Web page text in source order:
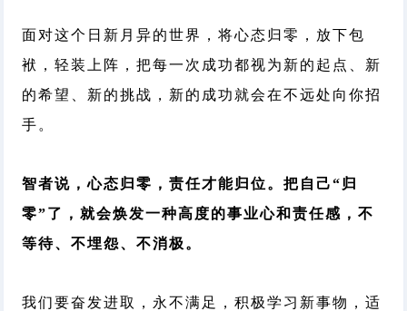
面对这个日新月异的世界，将心态归零，放下包
袱，轻装上阵，把每一次成功都视为新的起点、新
的希望、新的挑战，新的成功就会在不远处向你招
手。
智者说，心态归零，责任才能归位。把自己“归
零”了，就会焕发一种高度的事业心和责任感，不
等待、不埋怨、不消极。
我们要奋发进取，永不满足，积极学习新事物，适